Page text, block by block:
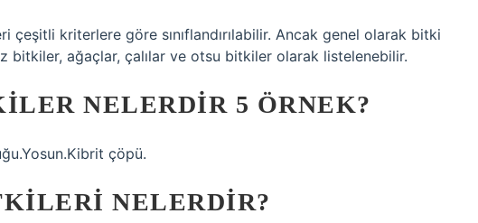
çeşitli kriterlere göre sınıflandırılabilir. Ancak genel olarak bitki
bitkiler, ağaçlar, çalılar ve otsu bitkiler olarak listelenebilir.
NELERDIR 5 ÖRNEK?
çöpü.
NELERDIR?